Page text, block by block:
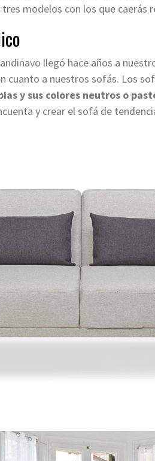
modelos con los que caerás
llegó hace años a
cuanto a nuestros sofás. Los
y sus colores neutros o
y crear el sofá de